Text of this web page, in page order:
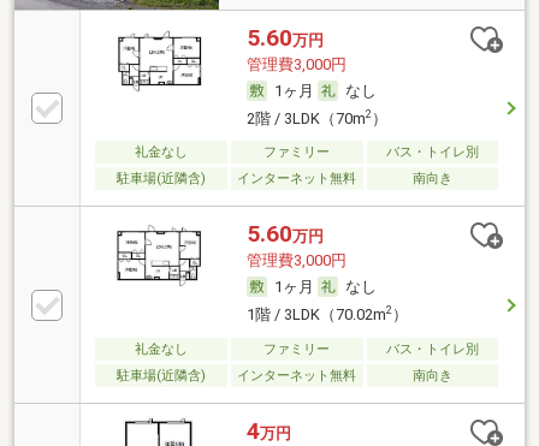
5.60万円
管理費3,000円
1ヶ月
なし
2階 / 3LDK（70m2）
礼金なし ファミリー
バス・トイレ別
駐車場(近隣含)
インターネット無料 南向き
5.60万円
管理費3,000円
1ヶ月
なし
1階 / 3LDK（70.02m2）
礼金なし ファミリー
バス・トイレ別
駐車場(近隣含)
インターネット無料 南向き
4万円